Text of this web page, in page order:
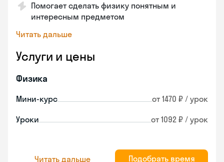
Помогает сделать физику понятным и
интересным предметом
Читать дальше
Услуги и цены
Физика
Мини-курс от 1470 ₽ / урок
Уроки от 1092 ₽ / урок
Читать дальше Подобрать время